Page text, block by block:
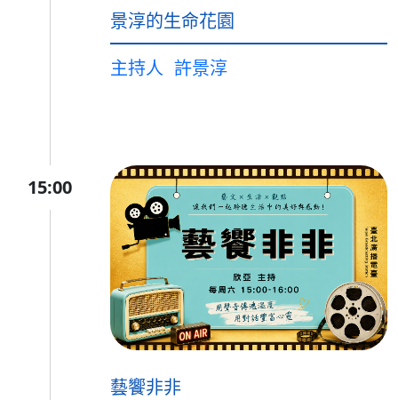
景淳的生命花園
主持人 許景淳
15:00
藝饗非非